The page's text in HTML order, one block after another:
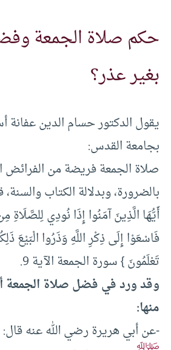
حكم صلاة الجمعة
بغير عذر؟
يقول الدكتور حسام الدين عفانة
بجامعة القدس:
صلاة الجمعة فريضة من الفرائض
بالضرورة، وبدلالة الكتاب والسنة،
أَيُّهَا الَّذِينَ آمَنُوا إِذَا نُودِي لِلصَّلَاةِ
فَاسْعَوْا إِلَى ذِكْرِ اللَّهِ وَذَرُوا الْبَيْعَ
تَعْلَمُونَ } سورة الجمعة الآية 9.
وقد ورد في فضل صلاة الجمعة
منها:
-عن أبي هريرة رضي الله عنه